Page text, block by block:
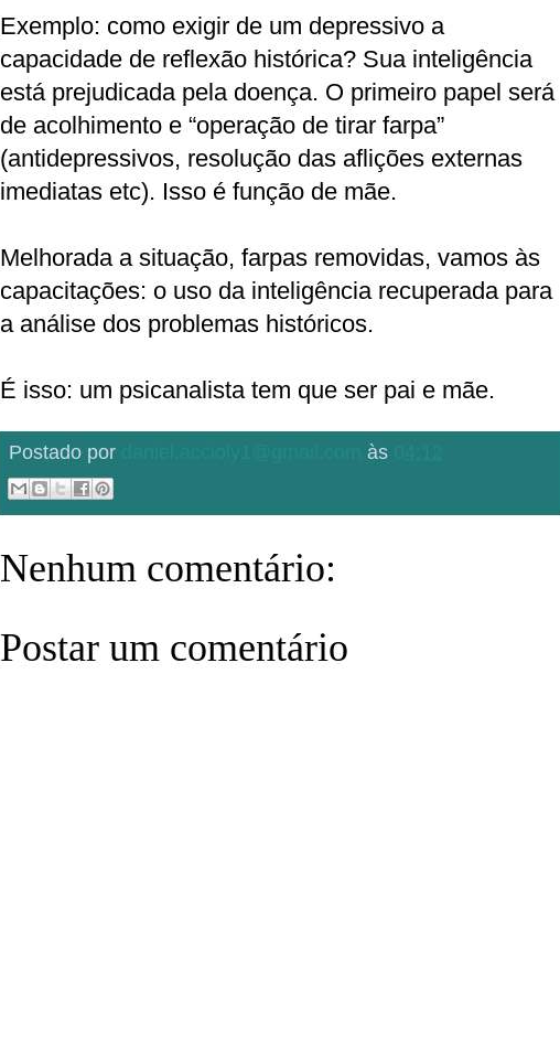
Exemplo: como exigir de um depressivo a
capacidade de reflexão histórica? Sua inteligência
está prejudicada pela doença. O primeiro papel será
de acolhimento e “operação de tirar farpa”
(antidepressivos, resolução das aflições externas
imediatas etc). Isso é função de mãe.
Melhorada a situação, farpas removidas, vamos às
capacitações: o uso da inteligência recuperada para
a análise dos problemas históricos.
É isso: um psicanalista tem que ser pai e mãe.
Postado por às
Nenhum comentário:
Postar um comentário